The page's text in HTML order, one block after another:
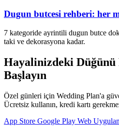
Dugun butcesi rehberi: her
7 kategoride ayrintili dugun butce
taki ve dekorasyona kadar.
Hayalinizdeki Düğünü
Başlayın
Özel günleri için Wedding Plan'a
Ücretsiz kullanın, kredi kartı
App Store Google Play Web